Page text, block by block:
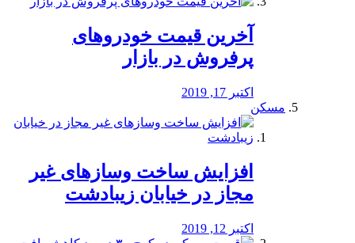
آخرین قیمت خودرو‌های
پرفروش در بازار
اکتبر 17, 2019
مسکن
افزایش ساخت وسازهای غیر
مجاز در خیابان زیبادشت
اکتبر 12, 2019